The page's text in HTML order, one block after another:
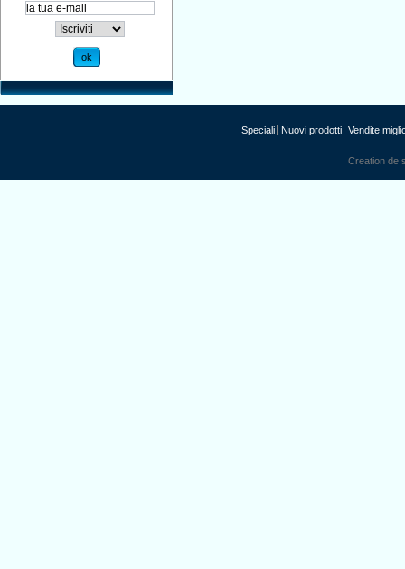
Speciali Nuovi prodotti Vendite
Creation de